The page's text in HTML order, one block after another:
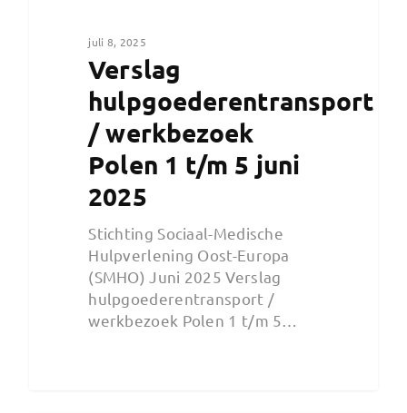
juli 8, 2025
Verslag
hulpgoederentransport
/ werkbezoek
Polen 1 t/m 5 juni
2025
Stichting Sociaal-Medische
Hulpverlening Oost-Europa
(SMHO) Juni 2025 Verslag
hulpgoederentransport /
werkbezoek Polen 1 t/m 5…